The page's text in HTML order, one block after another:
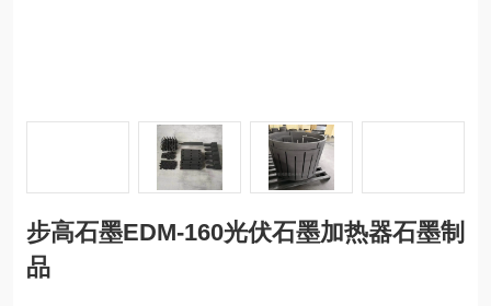
步高石墨EDM-160光伏石墨加热器石墨制
品